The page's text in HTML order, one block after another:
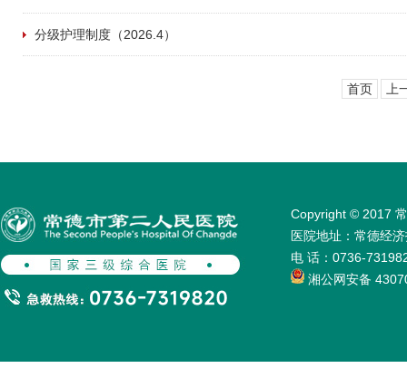
分级护理制度（2026.4）
首页 上
Copyright © 2017
医院地址：常德经
电 话：0736-
湘公网安备